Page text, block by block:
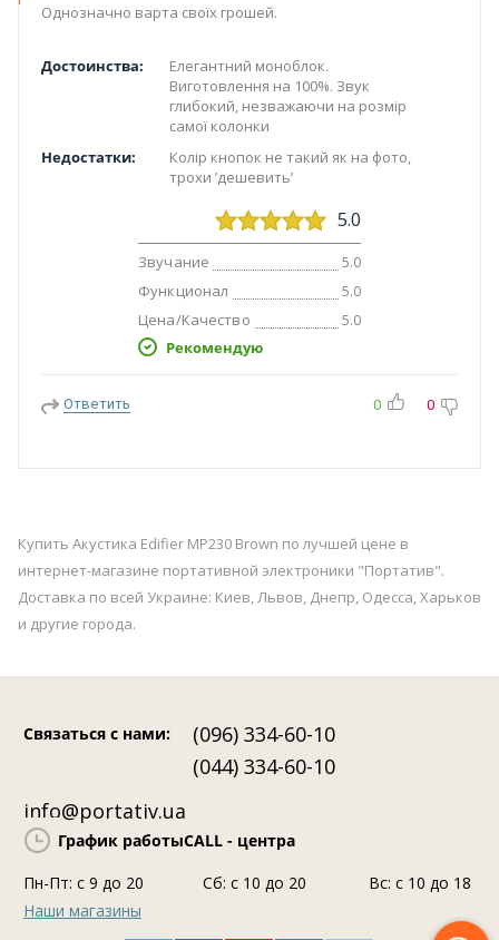
Однозначно варта своїх грошей.
Достоинства:
Елегантний моноблок.
Виготовлення на 100%. Звук
глибокий, незважаючи на розмір
самої колонки
Недостатки:
Колір кнопок не такий як на фото,
трохи ʼдешевитьʼ
5.0
Звучание 5.0
Функционал 5.0
Цена/Качество 5.0
Рекомендую
Ответить 0 0
Купить Акустика Edifier MP230 Brown по лучшей цене в
интернет-магазине портативной электроники "Портатив".
Доставка по всей Украине: Киев, Львов, Днепр, Одесса, Харьков
и другие города.
Связаться с нами:
(096) 334-60-10
(044) 334-60-10
info@portativ.ua
График работыCALL - центра
Пн-Пт: c 9 до 20
Сб: с 10 до 20
Вс: с 10 до 18
Наши магазины